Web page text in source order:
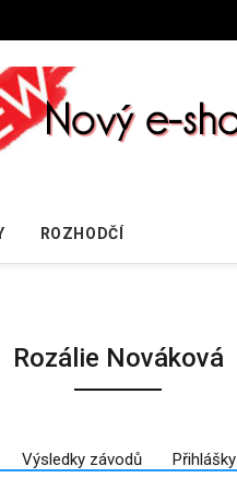
ROZHODČÍ
Rozálie Nováková
Výsledky závodů Přihlášky